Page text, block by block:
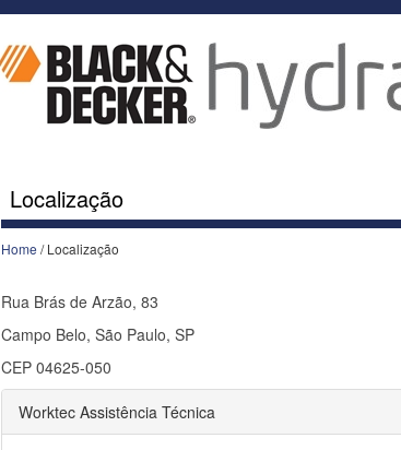
Localização
Home / Localização
Rua Brás de Arzão, 83
Campo Belo, São Paulo, SP
CEP 04625-050
Worktec Assistência Técnica